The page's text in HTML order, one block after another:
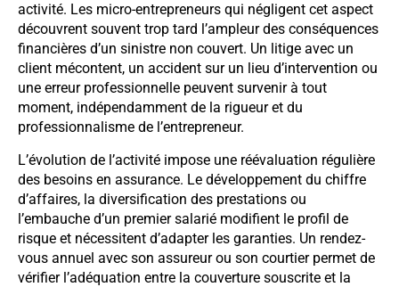
activité. Les micro-entrepreneurs qui négligent cet aspect
découvrent souvent trop tard l’ampleur des conséquences
financières d’un sinistre non couvert. Un litige avec un
client mécontent, un accident sur un lieu d’intervention ou
une erreur professionnelle peuvent survenir à tout
moment, indépendamment de la rigueur et du
professionnalisme de l’entrepreneur.
L’évolution de l’activité impose une réévaluation régulière
des besoins en assurance. Le développement du chiffre
d’affaires, la diversification des prestations ou
l’embauche d’un premier salarié modifient le profil de
risque et nécessitent d’adapter les garanties. Un rendez-
vous annuel avec son assureur ou son courtier permet de
vérifier l’adéquation entre la couverture souscrite et la